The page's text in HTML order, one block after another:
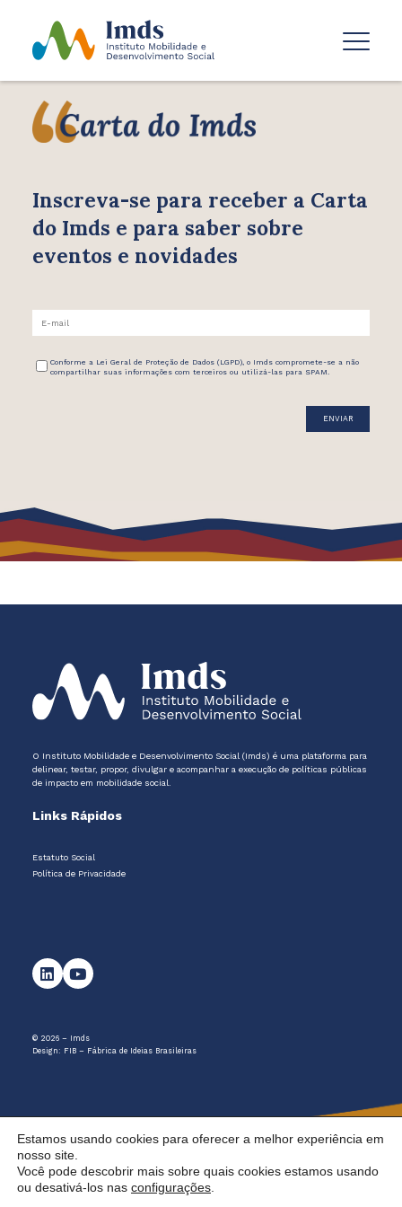
Inscreva-se para receber a Carta
do Imds e para saber sobre
eventos e novidades
Conforme a Lei Geral de Proteção de Dados (LGPD), o Imds compromete-se a não
compartilhar suas informações com terceiros ou utilizá-las para SPAM.
O Instituto Mobilidade e Desenvolvimento Social (Imds) é uma plataforma para
delinear, testar, propor, divulgar e acompanhar a execução de políticas públicas
de impacto em mobilidade social.
Links Rápidos
Estatuto Social
Política de Privacidade
© 2026 – Imds
Design: FIB – Fábrica de Ideias Brasileiras
Estamos usando cookies para oferecer a melhor experiência em
nosso site.
Você pode descobrir mais sobre quais cookies estamos usando
ou desativá-los nas configurações